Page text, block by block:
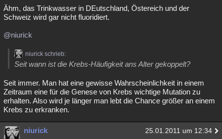
Ähm, das Trinkwasser in DEutschland, Östereich und der
Schweiz wird gar nicht fluoridiert.
@niurick
niurick schrieb:
Seit wann ist die Krebs-Häufigkeit ans Alter gekoppelt?
Seit immer. Man hat eine gewisse Wahrscheinlichkeit in einem
Zeitraum eine für die Genese von Krebs wichtige Mutation zu
erhalten. Also wird je länger man lebt die Chance größer an einem
Krebs zu erkranken.
niurick 25.01.2011 um 12:34